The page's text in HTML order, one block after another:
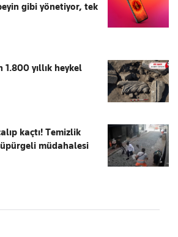
gibi yönetiyor, tek
yıllık heykel
kaçtı! Temizlik
müdahalesi